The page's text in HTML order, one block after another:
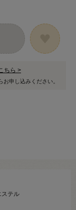
ちら >
お申し込みください。
テル